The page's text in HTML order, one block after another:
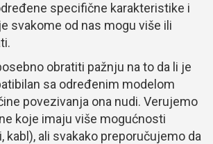
specifične karakteristike i
svakome od nas mogu više ili
obratiti pažnju na to da li je
sa određenim modelom
povezivanja ona nudi. Verujemo
koje imaju više mogućnosti
kabl), ali svakako preporučujemo da